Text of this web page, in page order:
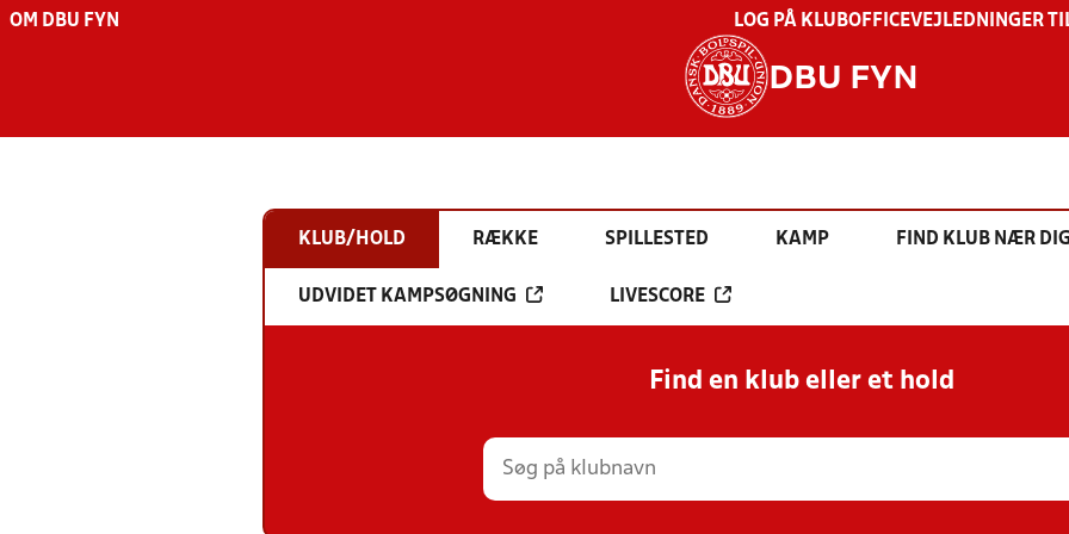
OM DBU FYN LOG PÅ KLUBOFFICEVEJLEDNINGER
DBU FYN
KLUB/HOLD RÆKKE SPILLESTED KAMP FIND KLUB NÆR
UDVIDET KAMPSØGNING LIVESCORE
Find en klub eller et hold